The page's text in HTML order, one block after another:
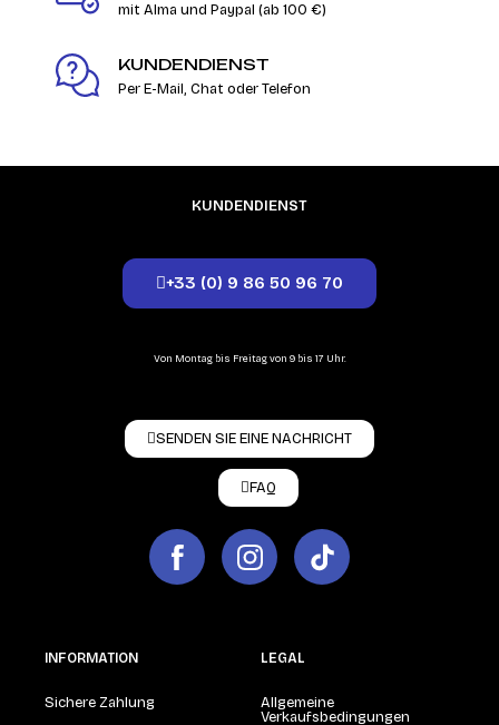
mit Alma und Paypal (ab 100 €)
KUNDENDIENST
Per E-Mail, Chat oder Telefon
KUNDENDIENST
+33 (0) 9 86 50 96 70
Von Montag bis Freitag von 9 bis 17 Uhr.
SENDEN SIE EINE NACHRICHT
FAQ
INFORMATION
Sichere Zahlung
LEGAL
Allgemeine
Verkaufsbedingungen